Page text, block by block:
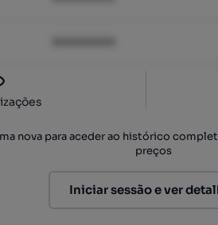
nova para aceder ao histórico
preços
Iniciar sessão e ver